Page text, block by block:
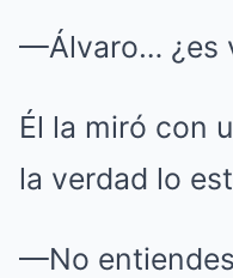
—Álvaro… ¿es
Él la miró con
la verdad lo
—No